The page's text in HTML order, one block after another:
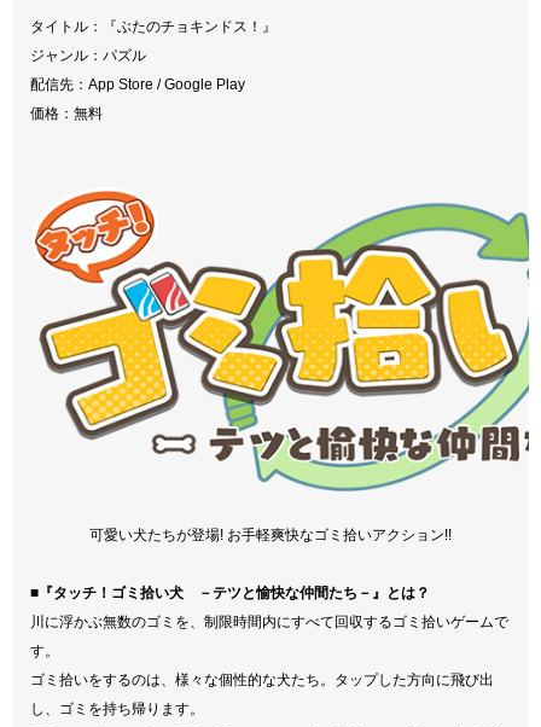
タイトル：『ぶたのチョキンドス！』
ジャンル：パズル
配信先：App Store / Google Play
価格：無料
可愛い犬たちが登場! お手軽爽快なゴミ拾いアクション!!
■『タッチ！ゴミ拾い犬 －テツと愉快な仲間たち－』とは？
川に浮かぶ無数のゴミを、制限時間内にすべて回収するゴミ拾いゲームで
す。
ゴミ拾いをするのは、様々な個性的な犬たち。タップした方向に飛び出
し、ゴミを持ち帰ります。